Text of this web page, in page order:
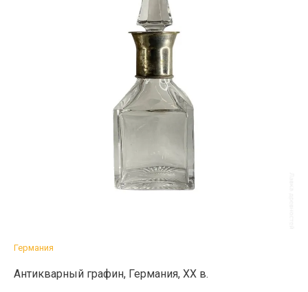
Германия
Антикварный графин, Германия, ХХ в.